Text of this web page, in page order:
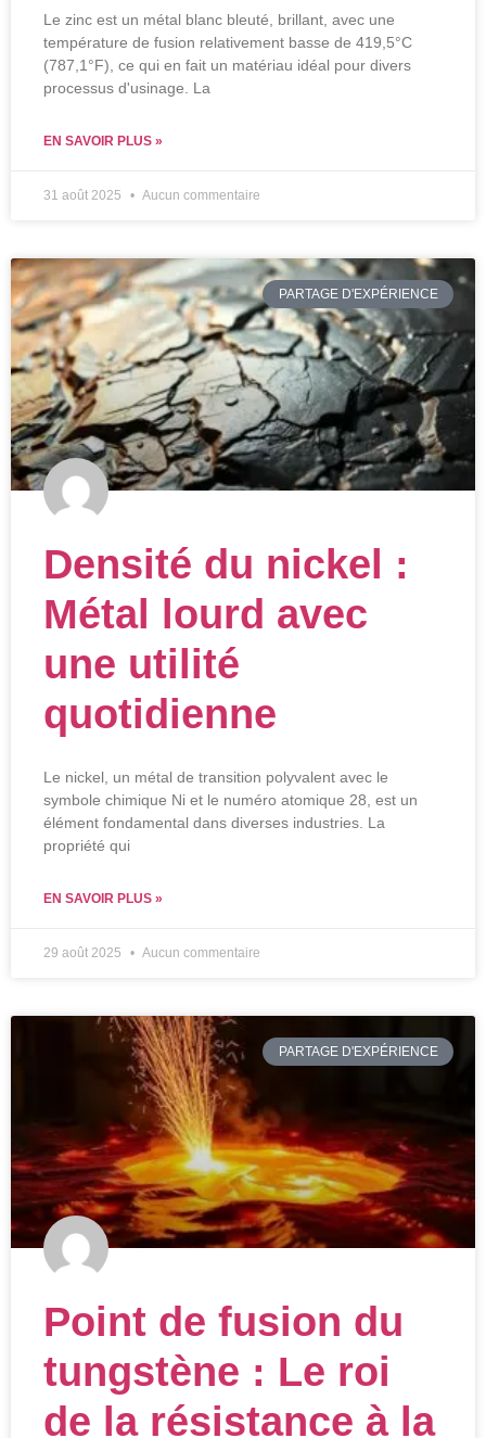
Le zinc est un métal blanc bleuté, brillant, avec une
température de fusion relativement basse de 419,5°C
(787,1°F), ce qui en fait un matériau idéal pour divers
processus d'usinage. La
EN SAVOIR PLUS »
31 août 2025 Aucun commentaire
PARTAGE D'EXPÉRIENCE
Densité du nickel :
Métal lourd avec
une utilité
quotidienne
Le nickel, un métal de transition polyvalent avec le
symbole chimique Ni et le numéro atomique 28, est un
élément fondamental dans diverses industries. La
propriété qui
EN SAVOIR PLUS »
29 août 2025 Aucun commentaire
PARTAGE D'EXPÉRIENCE
Point de fusion du
tungstène : Le roi
de la résistance à la